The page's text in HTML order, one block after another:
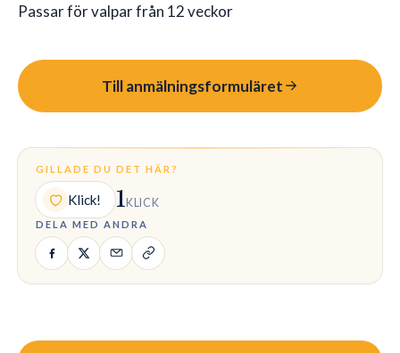
Passar för valpar från 12 veckor
Till anmälningsformuläret
GILLADE DU DET HÄR?
Klick! 1 KLICK
DELA MED ANDRA